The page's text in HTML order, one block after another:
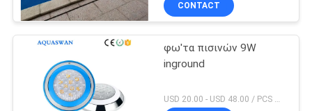
CONTACT
φω'τα πισινών 9W
inground
USD 20.00 - USD 48.00 / PCS MOQ:PC 1